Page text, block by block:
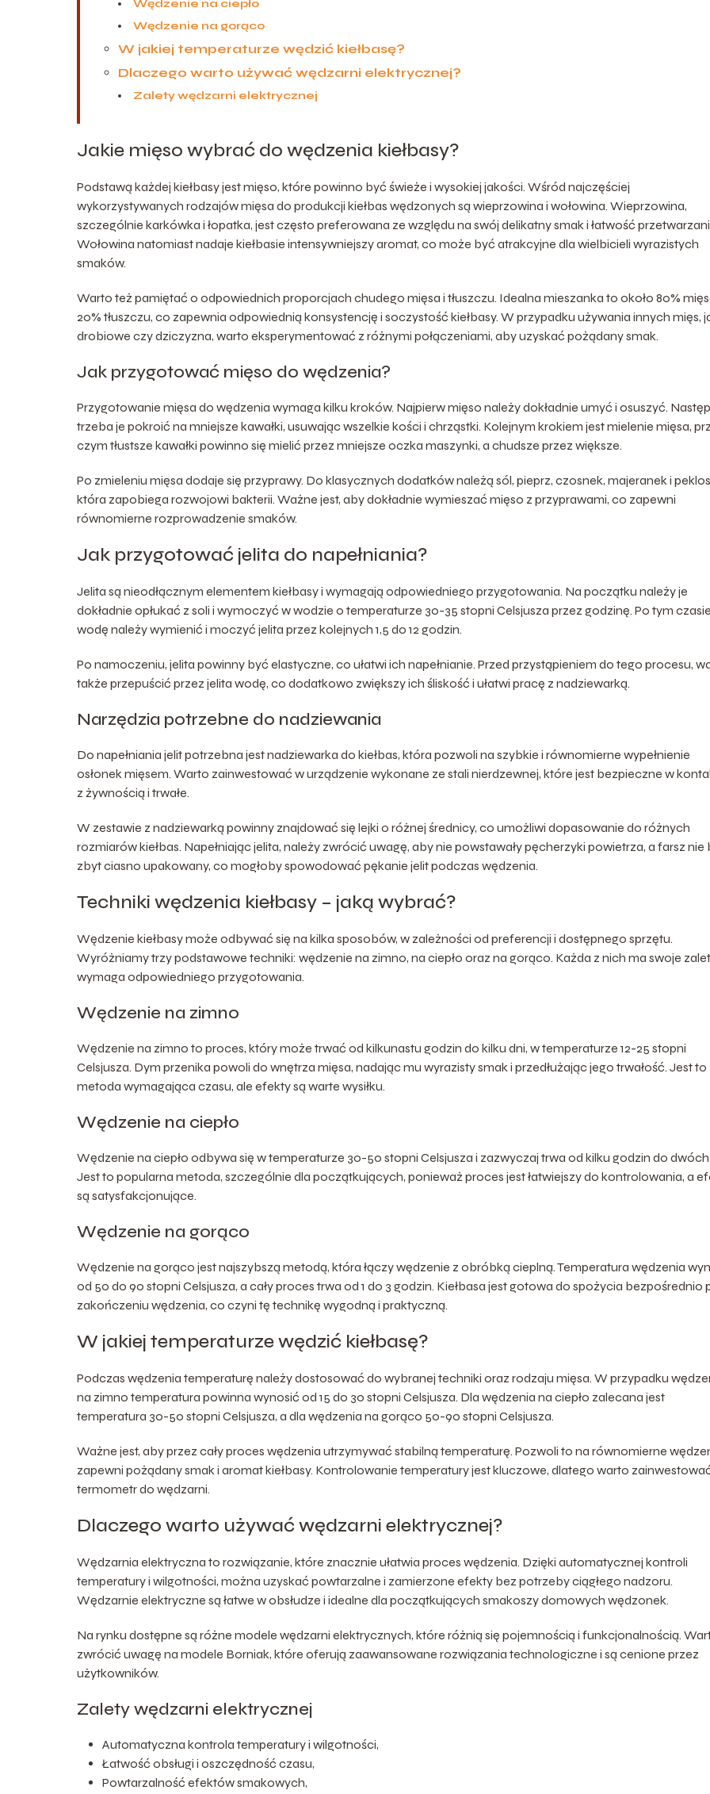
Wędzenie na ciepło
Wędzenie na gorąco
W jakiej temperaturze wędzić kiełbasę?
Dlaczego warto używać wędzarni elektrycznej?
Zalety wędzarni elektrycznej
Jakie mięso wybrać do wędzenia kiełbasy?
Podstawą każdej kiełbasy jest mięso, które powinno być świeże i wysokiej jakości. Wśród najczęściej
wykorzystywanych rodzajów mięsa do produkcji kiełbas wędzonych są wieprzowina i wołowina. Wieprzowina,
szczególnie karkówka i łopatka, jest często preferowana ze względu na swój delikatny smak i łatwość
Wołowina natomiast nadaje kiełbasie intensywniejszy aromat, co może być atrakcyjne dla wielbicieli wyrazistych
smaków.
Warto też pamiętać o odpowiednich proporcjach chudego mięsa i tłuszczu. Idealna mieszanka to około 80%
20% tłuszczu, co zapewnia odpowiednią konsystencję i soczystość kiełbasy. W przypadku używania innych mięs,
drobiowe czy dziczyzna, warto eksperymentować z różnymi połączeniami, aby uzyskać pożądany smak.
Jak przygotować mięso do wędzenia?
Przygotowanie mięsa do wędzenia wymaga kilku kroków. Najpierw mięso należy dokładnie umyć i osuszyć.
trzeba je pokroić na mniejsze kawałki, usuwając wszelkie kości i chrząstki. Kolejnym krokiem jest mielenie mięsa,
czym tłustsze kawałki powinno się mielić przez mniejsze oczka maszynki, a chudsze przez większe.
Po zmieleniu mięsa dodaje się przyprawy. Do klasycznych dodatków należą sól, pieprz, czosnek, majeranek i
która zapobiega rozwojowi bakterii. Ważne jest, aby dokładnie wymieszać mięso z przyprawami, co zapewni
równomierne rozprowadzenie smaków.
Jak przygotować jelita do napełniania?
Jelita są nieodłącznym elementem kiełbasy i wymagają odpowiedniego przygotowania. Na początku należy je
dokładnie opłukać z soli i wymoczyć w wodzie o temperaturze 30-35 stopni Celsjusza przez godzinę. Po tym czasie
wodę należy wymienić i moczyć jelita przez kolejnych 1,5 do 12 godzin.
Po namoczeniu, jelita powinny być elastyczne, co ułatwi ich napełnianie. Przed przystąpieniem do tego procesu,
także przepuścić przez jelita wodę, co dodatkowo zwiększy ich śliskość i ułatwi pracę z nadziewarką.
Narzędzia potrzebne do nadziewania
Do napełniania jelit potrzebna jest nadziewarka do kiełbas, która pozwoli na szybkie i równomierne wypełnienie
osłonek mięsem. Warto zainwestować w urządzenie wykonane ze stali nierdzewnej, które jest bezpieczne w
z żywnością i trwałe.
W zestawie z nadziewarką powinny znajdować się lejki o różnej średnicy, co umożliwi dopasowanie do różnych
rozmiarów kiełbas. Napełniając jelita, należy zwrócić uwagę, aby nie powstawały pęcherzyki powietrza, a farsz nie
zbyt ciasno upakowany, co mogłoby spowodować pękanie jelit podczas wędzenia.
Techniki wędzenia kiełbasy – jaką wybrać?
Wędzenie kiełbasy może odbywać się na kilka sposobów, w zależności od preferencji i dostępnego sprzętu.
Wyróżniamy trzy podstawowe techniki: wędzenie na zimno, na ciepło oraz na gorąco. Każda z nich ma swoje
wymaga odpowiedniego przygotowania.
Wędzenie na zimno
Wędzenie na zimno to proces, który może trwać od kilkunastu godzin do kilku dni, w temperaturze 12-25 stopni
Celsjusza. Dym przenika powoli do wnętrza mięsa, nadając mu wyrazisty smak i przedłużając jego trwałość. Jest to
metoda wymagająca czasu, ale efekty są warte wysiłku.
Wędzenie na ciepło
Wędzenie na ciepło odbywa się w temperaturze 30-50 stopni Celsjusza i zazwyczaj trwa od kilku godzin do dwóch
Jest to popularna metoda, szczególnie dla początkujących, ponieważ proces jest łatwiejszy do kontrolowania, a
są satysfakcjonujące.
Wędzenie na gorąco
Wędzenie na gorąco jest najszybszą metodą, która łączy wędzenie z obróbką cieplną. Temperatura wędzenia
od 50 do 90 stopni Celsjusza, a cały proces trwa od 1 do 3 godzin. Kiełbasa jest gotowa do spożycia bezpośrednio
zakończeniu wędzenia, co czyni tę technikę wygodną i praktyczną.
W jakiej temperaturze wędzić kiełbasę?
Podczas wędzenia temperaturę należy dostosować do wybranej techniki oraz rodzaju mięsa. W przypadku
na zimno temperatura powinna wynosić od 15 do 30 stopni Celsjusza. Dla wędzenia na ciepło zalecana jest
temperatura 30-50 stopni Celsjusza, a dla wędzenia na gorąco 50-90 stopni Celsjusza.
Ważne jest, aby przez cały proces wędzenia utrzymywać stabilną temperaturę. Pozwoli to na równomierne
zapewni pożądany smak i aromat kiełbasy. Kontrolowanie temperatury jest kluczowe, dlatego warto
termometr do wędzarni.
Dlaczego warto używać wędzarni elektrycznej?
Wędzarnia elektryczna to rozwiązanie, które znacznie ułatwia proces wędzenia. Dzięki automatycznej kontroli
temperatury i wilgotności, można uzyskać powtarzalne i zamierzone efekty bez potrzeby ciągłego nadzoru.
Wędzarnie elektryczne są łatwe w obsłudze i idealne dla początkujących smakoszy domowych wędzonek.
Na rynku dostępne są różne modele wędzarni elektrycznych, które różnią się pojemnością i funkcjonalnością.
zwrócić uwagę na modele Borniak, które oferują zaawansowane rozwiązania technologiczne i są cenione przez
użytkowników.
Zalety wędzarni elektrycznej
Automatyczna kontrola temperatury i wilgotności,
Łatwość obsługi i oszczędność czasu,
Powtarzalność efektów smakowych,